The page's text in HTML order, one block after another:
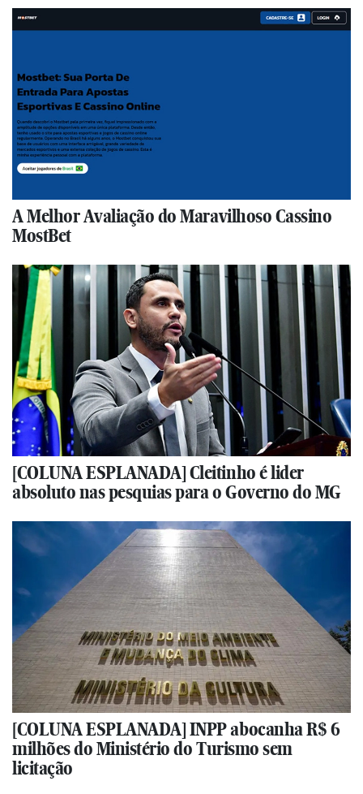
A Melhor Avaliação do Maravilhoso Cassino
MostBet
[COLUNA ESPLANADA] Cleitinho é lider
absoluto nas pesquias para o Governo do MG
[COLUNA ESPLANADA] INPP abocanha R$ 6
milhões do Ministério do Turismo sem
licitação